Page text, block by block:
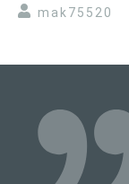
mak75520